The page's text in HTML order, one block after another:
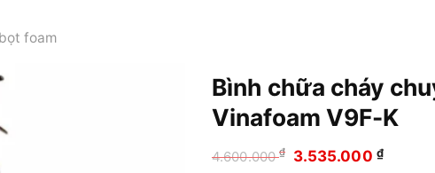
foam
Bình chữa cháy
Vinafoam V9F-K
4.600.000₫
Giá
3.535.000 ₫Giá